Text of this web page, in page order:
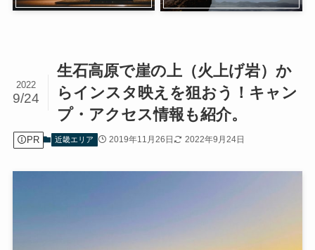
生石高原で崖の上（火上げ岩）か
らインスタ映えを狙おう！キャン
プ・アクセス情報も紹介。
2022
9/24
PR 近畿エリア 2019年11月26日 2022年9月24日